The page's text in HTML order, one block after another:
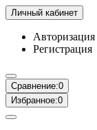
Личный кабинет
Авторизация
Регистрация
Сравнение:0
Избранное:0